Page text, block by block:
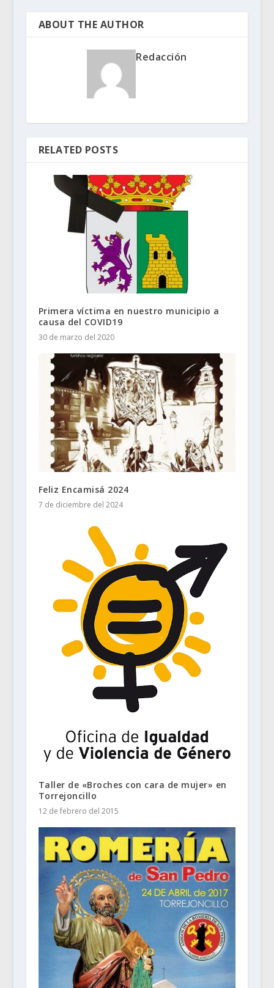
ABOUT THE AUTHOR
Redacción
RELATED POSTS
Primera víctima en nuestro municipio a
causa del COVID19
30 de marzo del 2020
Feliz Encamisá 2024
7 de diciembre del 2024
Taller de «Broches con cara de mujer» en
Torrejoncillo
12 de febrero del 2015